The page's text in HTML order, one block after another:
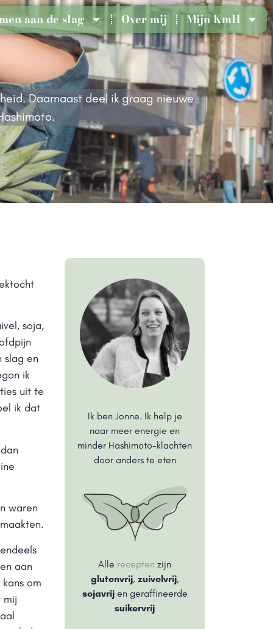
aan de slag Over mij Mijn KmH
Daarnaast deel ik graag nieuwe
soja,
slag en
ik
uit te
ik dat
waren
aan
om
mij
Ik ben Jonne. Ik help je
naar meer energie en
minder Hashimoto-klachten
door anders te eten
Alle recepten zijn
glutenvrij, zuivelvrij,
sojavrij en geraffineerde
suikervrij